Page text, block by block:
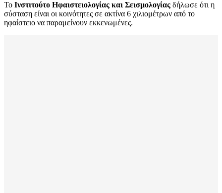
Το Ινστιτούτο Ηφαιστειολογίας και Σεισμολογίας δήλωσε ότι η
σύσταση είναι οι κοινότητες σε ακτίνα 6 χιλιομέτρων από το
ηφαίστειο να παραμείνουν εκκενωμένες.